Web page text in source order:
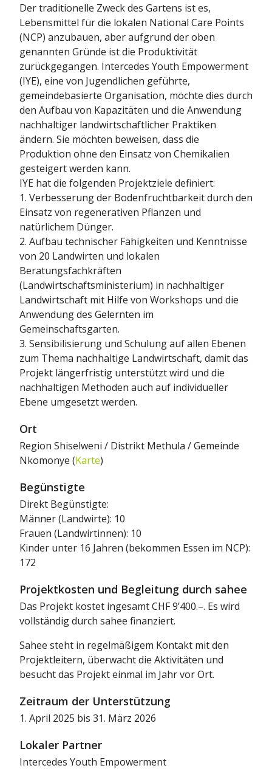
Der traditionelle Zweck des Gartens ist es,
Lebensmittel für die lokalen National Care Points
(NCP) anzubauen, aber aufgrund der oben
genannten Gründe ist die Produktivität
zurückgegangen. Intercedes Youth Empowerment
(IYE), eine von Jugendlichen geführte,
gemeindebasierte Organisation, möchte dies durch
den Aufbau von Kapazitäten und die Anwendung
nachhaltiger landwirtschaftlicher Praktiken
ändern. Sie möchten beweisen, dass die
Produktion ohne den Einsatz von Chemikalien
gesteigert werden kann.
IYE hat die folgenden Projektziele definiert:
1. Verbesserung der Bodenfruchtbarkeit durch den
Einsatz von regenerativen Pflanzen und
natürlichem Dünger.
2. Aufbau technischer Fähigkeiten und Kenntnisse
von 20 Landwirten und lokalen
Beratungsfachkräften
(Landwirtschaftsministerium) in nachhaltiger
Landwirtschaft mit Hilfe von Workshops und die
Anwendung des Gelernten im
Gemeinschaftsgarten.
3. Sensibilisierung und Schulung auf allen Ebenen
zum Thema nachhaltige Landwirtschaft, damit das
Projekt längerfristig unterstützt wird und die
nachhaltigen Methoden auch auf individueller
Ebene umgesetzt werden.
Ort
Region Shiselweni / Distrikt Methula / Gemeinde
Nkomonye (Karte)
Begünstigte
Direkt Begünstigte:
Männer (Landwirte): 10
Frauen (Landwirtinnen): 10
Kinder unter 16 Jahren (bekommen Essen im NCP):
172
Projektkosten und Begleitung durch sahee
Das Projekt kostet ingesamt CHF 9’400.–. Es wird
vollständig durch sahee finanziert.
Sahee steht in regelmäßigem Kontakt mit den
Projektleitern, überwacht die Aktivitäten und
besucht das Projekt einmal im Jahr vor Ort.
Zeitraum der Unterstützung
1. April 2025 bis 31. März 2026
Lokaler Partner
Intercedes Youth Empowerment